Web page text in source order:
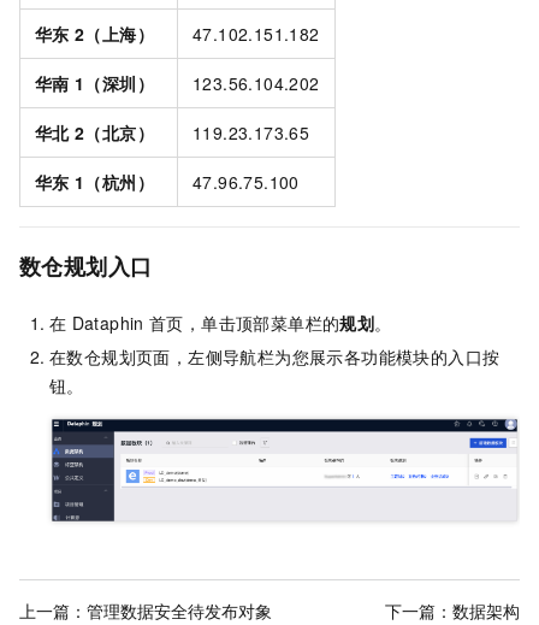
华东 2（上海） 47.102.151.182
华南 1（深圳） 123.56.104.202
华北 2（北京） 119.23.173.65
华东 1（杭州） 47.96.75.100
数仓规划入口
在 Dataphin 首页，单击顶部菜单栏的规划。
在数仓规划页面，左侧导航栏为您展示各功能模块的入口按
钮。
上一篇： 管理数据安全待发布对象 下一篇： 数据架构